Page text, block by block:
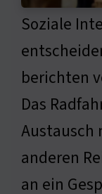
Soziale
berichten
Das
Austausch
anderen
an ein